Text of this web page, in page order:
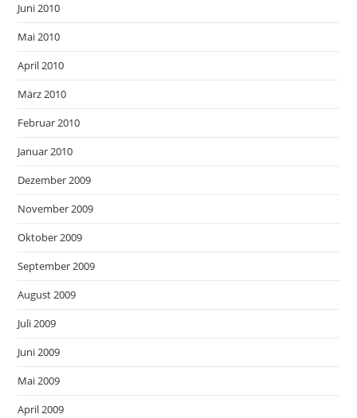
Juni 2010
Mai 2010
April 2010
März 2010
Februar 2010
Januar 2010
Dezember 2009
November 2009
Oktober 2009
September 2009
August 2009
Juli 2009
Juni 2009
Mai 2009
April 2009